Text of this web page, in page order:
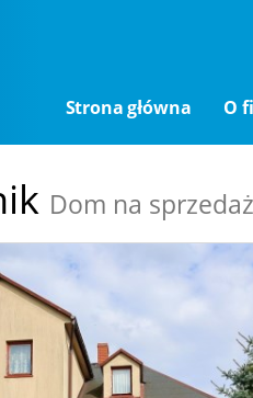
Strona główna O
Dom na sprzedaż